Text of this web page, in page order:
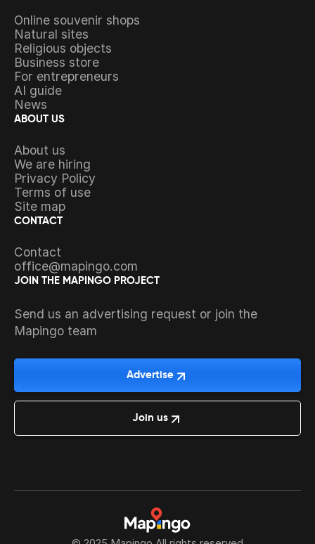
Online souvenir shops
Natural sites
Religious objects
Business store
For entrepreneurs
AI guide
News
ABOUT US
About us
We are hiring
Privacy Policy
Terms of use
Site map
CONTACT
Contact
office@mapingo.com
JOIN THE MAPINGO PROJECT
Send us an advertising request or join the
Mapingo team
Advertise
Join us